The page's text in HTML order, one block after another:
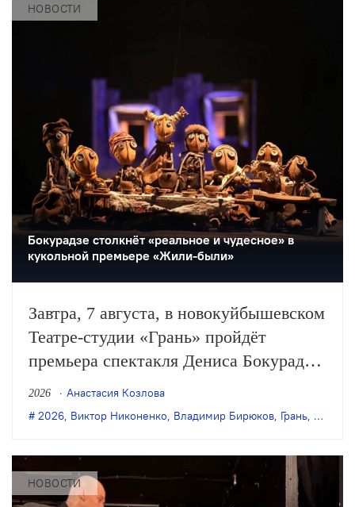
НОВОСТИ
Бокурадзе столкнëт «реальное и чудесное» в
кукольной премьере «Жили-были»
Завтра, 7 августа, в новокуйбышевском
Театре-студии «Грань» пройдёт
премьера спектакля Дениса Бокурадзе
«Жили-были» по пьесе Владимира
Бирюкова.
2026
Анастасия Козлова
2026, Виктор Никоненко, Владимир Бирюков, Грань, Денис
НОВОСТИ